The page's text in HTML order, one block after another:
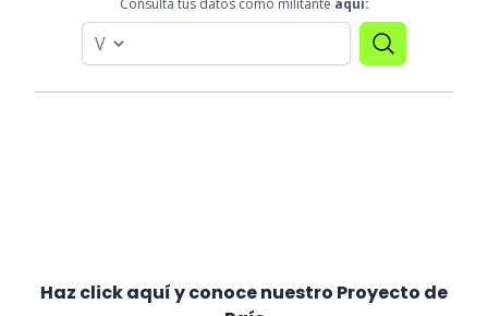
Consulta tus datos como militante aquí:
Haz click aquí y conoce nuestro Proyecto de